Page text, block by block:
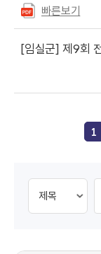
빠른보기
[임실군] 제9회 전국
1